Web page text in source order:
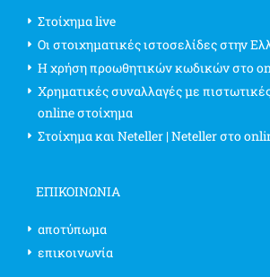
Στοίχημα live
Οι στοιχηματικές ιστοσελίδες στην
Η χρήση προωθητικών κωδικών στο
Χρηματικές συναλλαγές με
online στοίχημα
Στοίχημα και Neteller | Neteller στο
ΕΠΙΚΟΙΝΩΝΊΑ
αποτύπωμα
επικοινωνία